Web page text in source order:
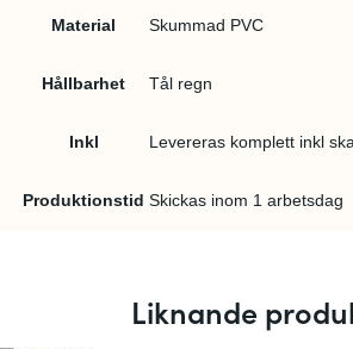
Material Skummad PVC
Hållbarhet Tål regn
Inkl Levereras komplett inkl
Produktionstid Skickas inom 1 arbetsdag
Liknande